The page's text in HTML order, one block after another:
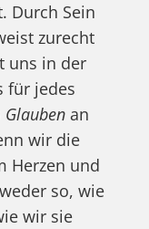
Durch Sein
zurecht
uns in der
für jedes
an
wir die
Herzen und
so, wie
wir sie